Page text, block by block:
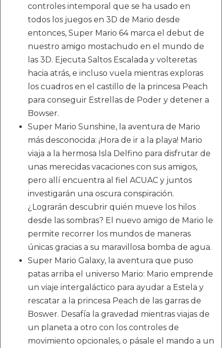
controles intemporal que se ha usado en
todos los juegos en 3D de Mario desde
entonces, Super Mario 64 marca el debut de
nuestro amigo mostachudo en el mundo de
las 3D. Ejecuta Saltos Escalada y volteretas
hacia atrás, e incluso vuela mientras exploras
los cuadros en el castillo de la princesa Peach
para conseguir Estrellas de Poder y detener a
Bowser.
Super Mario Sunshine, la aventura de Mario
más desconocida: ¡Hora de ir a la playa! Mario
viaja a la hermosa Isla Delfino para disfrutar de
unas merecidas vacaciones con sus amigos,
pero allí encuentra al fiel ACUAC y juntos
investigarán una oscura conspiración.
¿Lograrán descubrir quién mueve los hilos
desde las sombras? El nuevo amigo de Mario le
permite recorrer los mundos de maneras
únicas gracias a su maravillosa bomba de agua.
Super Mario Galaxy, la aventura que puso
patas arriba el universo Mario: Mario emprende
un viaje intergaláctico para ayudar a Estela y
rescatar a la princesa Peach de las garras de
Boswer. Desafía la gravedad mientras viajas de
un planeta a otro con los controles de
movimiento opcionales, o pásale el mando a un